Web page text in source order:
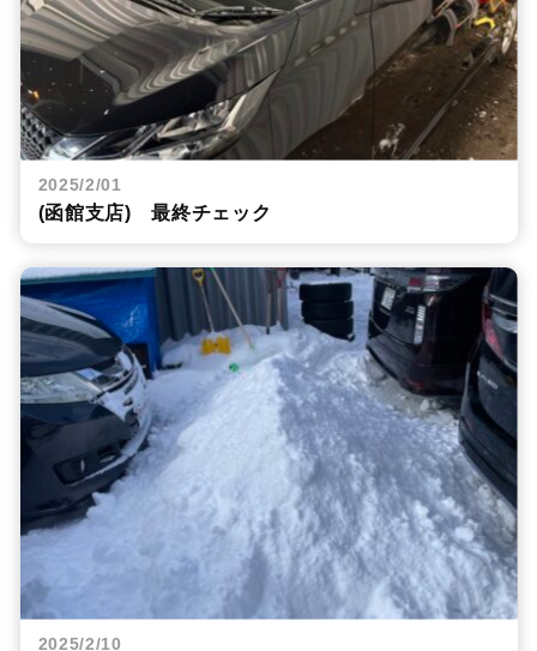
2025/2/01
(函館支店) 最終チェック
2025/2/10